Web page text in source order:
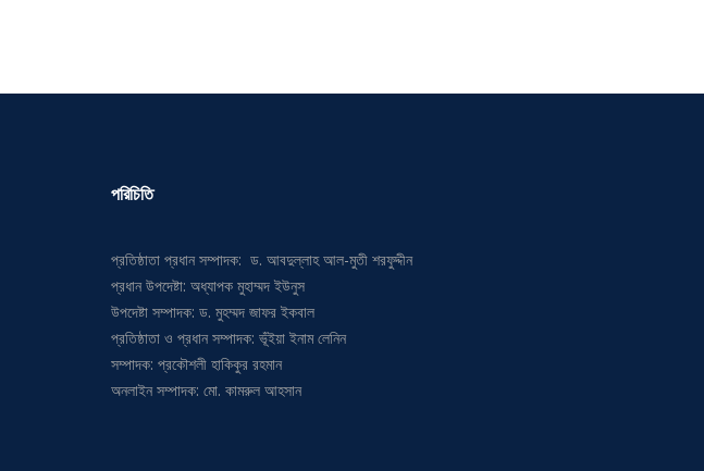
পরিচিতি
প্রতিষ্ঠাতা প্রধান সম্পাদক: ড. আবদুল্লাহ আল-মুতী শরফুদ্দীন
প্রধান উপদেষ্টা: অধ্যাপক মুহাম্মদ ইউনুস
উপদেষ্টা সম্পাদক: ড. মুহম্মদ জাফর ইকবাল
প্রতিষ্ঠাতা ও প্রধান সম্পাদক: ভূঁইয়া ইনাম লেনিন
সম্পাদক: প্রকৌশলী হাকিকুর রহমান
অনলাইন সম্পাদক: মো. কামরুল আহসান